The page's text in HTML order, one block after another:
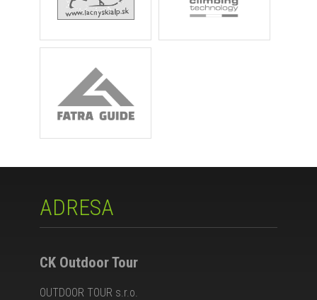
ADRESA
CK Outdoor Tour
OUTDOOR TOUR s.r.o.